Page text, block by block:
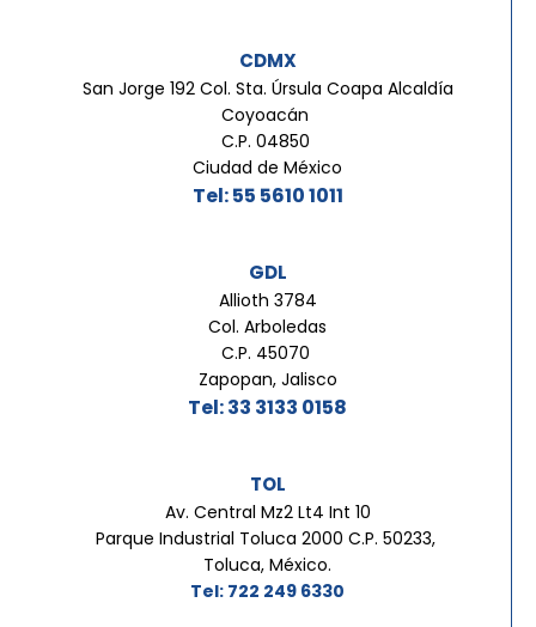
CDMX
San Jorge 192 Col. Sta. Úrsula Coapa Alcaldía
Coyoacán
C.P. 04850
Ciudad de México
Tel: 55 5610 1011
GDL
Allioth 3784
Col. Arboledas
C.P. 45070
Zapopan, Jalisco
Tel: 33 3133 0158
TOL
Av. Central Mz2 Lt4 Int 10
Parque Industrial Toluca 2000 C.P. 50233,
Toluca, México.
Tel: 722 249 6330